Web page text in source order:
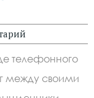
телефонного
между своими